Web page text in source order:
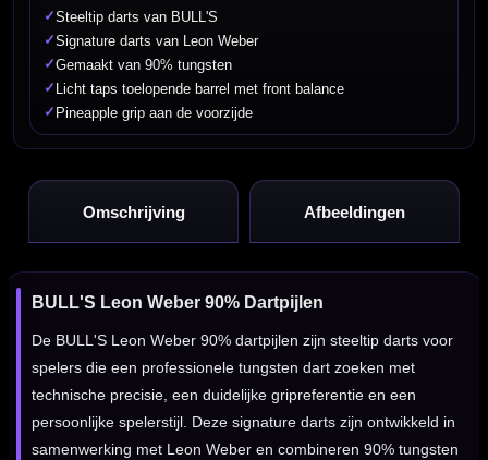
✓Steeltip darts van BULL'S
✓Signature darts van Leon Weber
✓Gemaakt van 90% tungsten
✓ Licht taps toelopende barrel met front balance
✓ Pineapple grip aan de voorzijde
Omschrijving Afbeeldingen
BULL'S Leon Weber 90% Dartpijlen
De BULL'S Leon Weber 90% dartpijlen zijn steeltip darts voor
spelers die een professionele tungsten dart zoeken met
technische precisie, een duidelijke gripreferentie en een
persoonlijke spelerstijl. Deze signature darts zijn ontwikkeld in
samenwerking met Leon Weber en combineren 90% tungsten